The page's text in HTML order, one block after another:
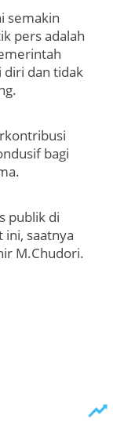
semakin
pers adalah
dan tidak
bagi
publik di
ini, saatnya
M.Chudori.